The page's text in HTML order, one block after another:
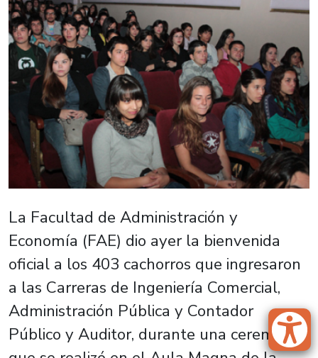
La Facultad de Administración y
Economía (FAE) dio ayer la bienvenida
oficial a los 403 cachorros que ingresaron
a las Carreras de Ingeniería Comercial,
Administración Pública y Contador
Público y Auditor, durante una ceremonia